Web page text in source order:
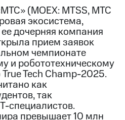
(MOEX: MTSS, МТС
экосистема,
дочерняя компания
прием заявок
чемпионате
и робототехническому
Tech Champ-2025.
как
так
специалистов.
превышает 10 млн